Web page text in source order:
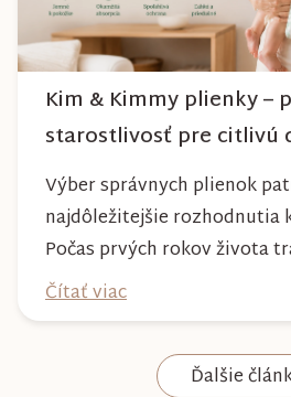
Kim & Kimmy plienky –
starostlivosť pre citlivú
Výber správnych plienok
najdôležitejšie rozhodnutia
Počas prvých rokov života
plienke väčšinu dňa, preto
nielen spoľahlivú ochranu,
komfort a šetrnosť k citlivej
Kim & Kimmy boli vyvinuté
Čítať viac
Ďalšie